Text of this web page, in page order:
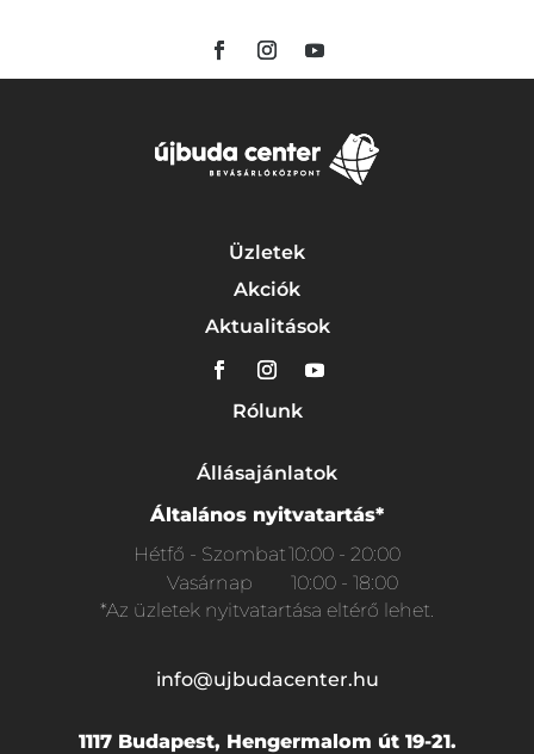
Üzletek
Akciók
Aktualitások
Rólunk
Állásajánlatok
Általános nyitvatartás*
Hétfő - Szombat10:00 - 20:00
Vasárnap
10:00 - 18:00
*Az üzletek nyitvatartása eltérő lehet.
info@ujbudacenter.hu
1117 Budapest, Hengermalom út 19-21.